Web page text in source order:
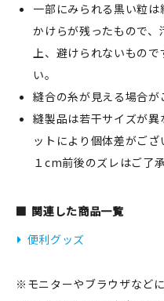
一部にみられる黒い粒
かけらが残ったもので
上、避けられないもの
い。
縫合の糸が見える場合が
縫製品は若干サイズが
ットにより個体差がござ
１cm前後のズレはご了
関連した商品一覧
便利グッズ
※モニターやブラウザなど